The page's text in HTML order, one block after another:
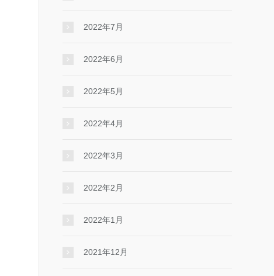
2022年7月
2022年6月
2022年5月
2022年4月
2022年3月
2022年2月
2022年1月
2021年12月